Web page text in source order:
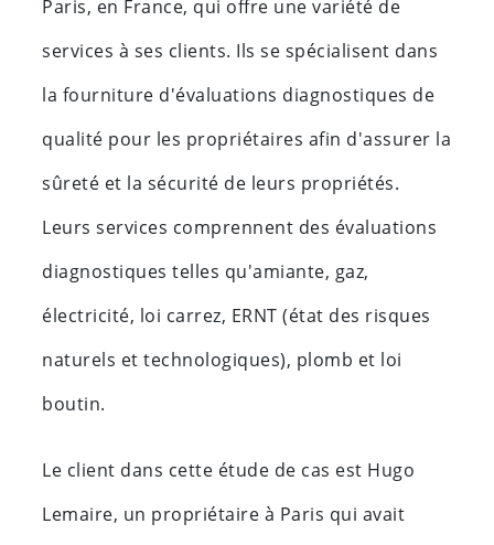
Paris, en France, qui offre une variété de
services à ses clients. Ils se spécialisent dans
la fourniture d'évaluations diagnostiques de
qualité pour les propriétaires afin d'assurer la
sûreté et la sécurité de leurs propriétés.
Leurs services comprennent des évaluations
diagnostiques telles qu'amiante, gaz,
électricité, loi carrez, ERNT (état des risques
naturels et technologiques), plomb et loi
boutin.
Le client dans cette étude de cas est Hugo
Lemaire, un propriétaire à Paris qui avait